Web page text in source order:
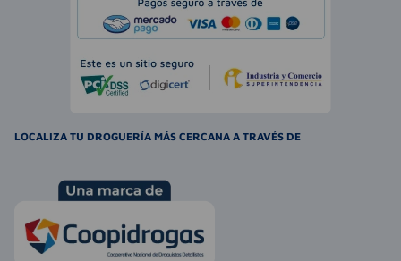
LOCALIZA TU DROGUERÍA MÁS CERCANA A TRAVÉS DE